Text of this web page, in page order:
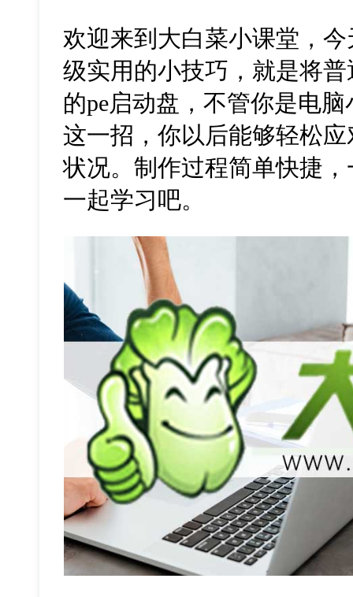
欢迎来到大白菜小课堂，
级实用的小技巧，就是将普
的pe启动盘，不管你是电
这一招，你以后能够轻松
状况。制作过程简单快捷
一起学习吧。